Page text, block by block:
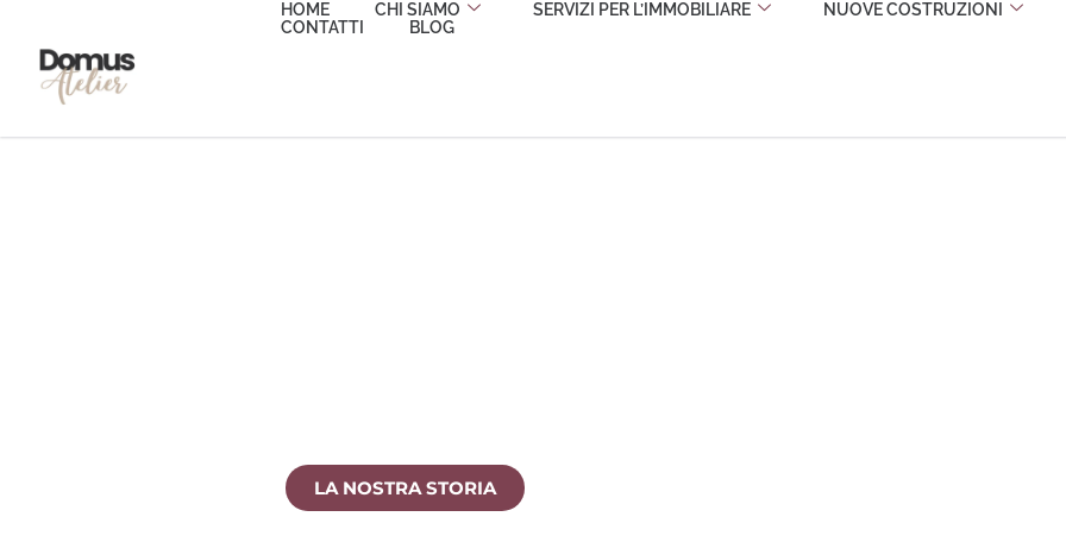
HOME CHI SIAMO SERVIZI PER L’IMMOBILIARE NUOVE COSTRUZIONI
CONTATTI
BLOG
LA NOSTRA STORIA